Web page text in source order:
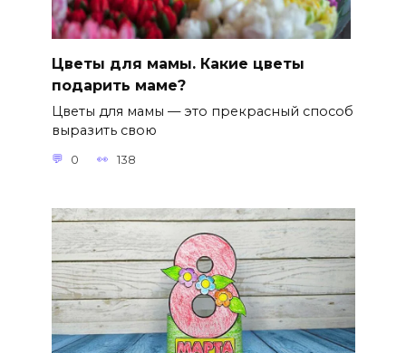
Цветы для мамы. Какие цветы
подарить маме?
Цветы для мамы — это прекрасный способ
выразить свою
0 138